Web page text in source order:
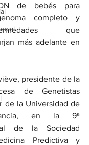
de bebés para
completo y
que
más adelante en
presidente de la
de Genetistas
de la Universidad de
en la 9ª
de la Sociedad
Predictiva y